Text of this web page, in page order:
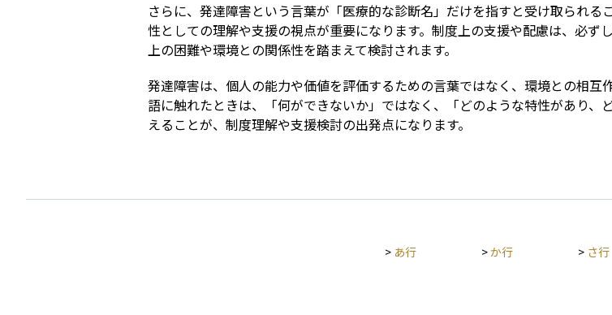
さらに、発達障害という言葉が「医療的な診断名」だけを指すと受け取られ
性としての理解や支援の視点が重要になります。制度上の支援や配慮は、必
上の困難や環境との関係性を踏まえて検討されます。
発達障害は、個人の能力や価値を評価するための言葉ではなく、環境との相
語に触れたときは、「何ができないか」ではなく、「どのような特性があり
えることが、制度理解や支援検討の出発点になります。
> あ行 >か行 > さ行